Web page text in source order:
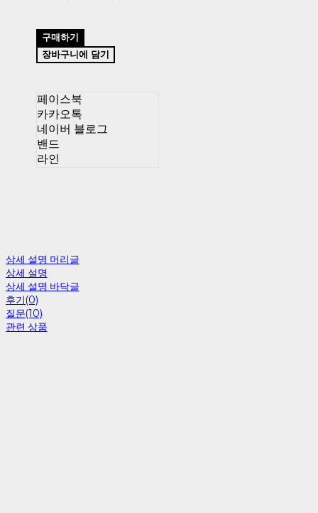
구매하기
장바구니에 담기
페이스북
카카오톡
네이버 블로그
밴드
라인
상세 설명 머리글
상세 설명
상세 설명 바닥글
후기(0)
질문(10)
관련 상품